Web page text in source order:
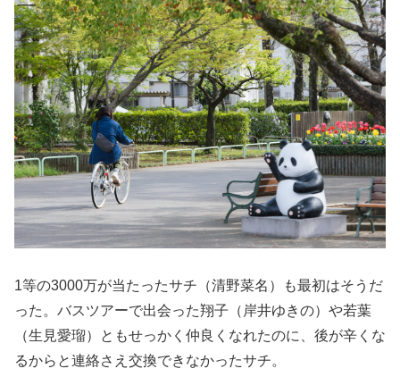
1等の3000万が当たったサチ（清野菜名）も最初はそうだ
った。バスツアーで出会った翔子（岸井ゆきの）や若葉
（生見愛瑠）ともせっかく仲良くなれたのに、後が辛くな
るからと連絡さえ交換できなかったサチ。